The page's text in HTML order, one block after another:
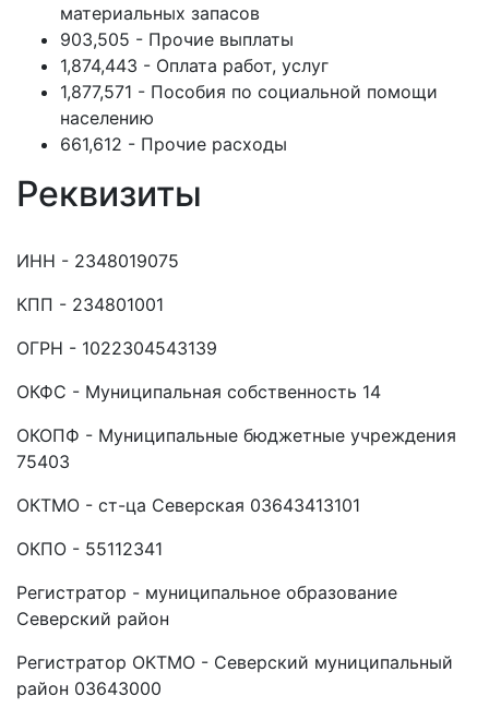
материальных запасов
903,505 - Прочие выплаты
1,874,443 - Оплата работ, услуг
1,877,571 - Пособия по социальной помощи
населению
661,612 - Прочие расходы
Реквизиты
ИНН - 2348019075
КПП - 234801001
ОГРН - 1022304543139
ОКФС - Муниципальная собственность 14
ОКОПФ - Муниципальные бюджетные учреждения
75403
ОКТМО - ст-ца Северская 03643413101
ОКПО - 55112341
Регистратор - муниципальное образование
Северский район
Регистратор ОКТМО - Северский муниципальный
район 03643000